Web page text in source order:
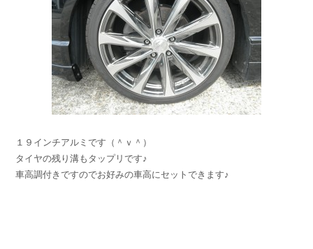
１９インチアルミです（＾ｖ＾）
タイヤの残り溝もタップリです♪
車高調付きですのでお好みの車高にセットできます♪